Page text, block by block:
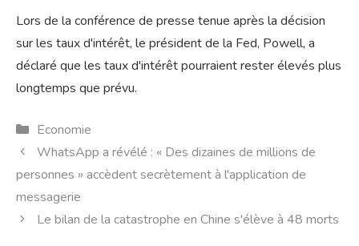
Lors de la conférence de presse tenue après la décision
sur les taux d'intérêt, le président de la Fed, Powell, a
déclaré que les taux d'intérêt pourraient rester élevés plus
longtemps que prévu.
Catégories
Economie
WhatsApp a révélé : « Des dizaines de millions de
personnes » accèdent secrètement à l'application de
messagerie
Le bilan de la catastrophe en Chine s'élève à 48 morts